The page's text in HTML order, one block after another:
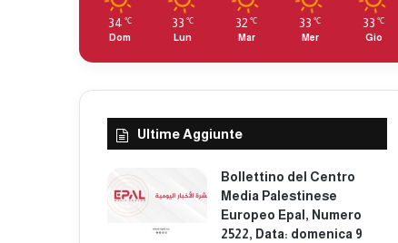
34 ℃
Dom
33 ℃
Lun
32 ℃
Mar
33 ℃
Mer
33 ℃
Gio
Ultime Aggiunte
Bollettino del Centro
Media Palestinese
Europeo Epal, Numero
2522, Data: domenica 9